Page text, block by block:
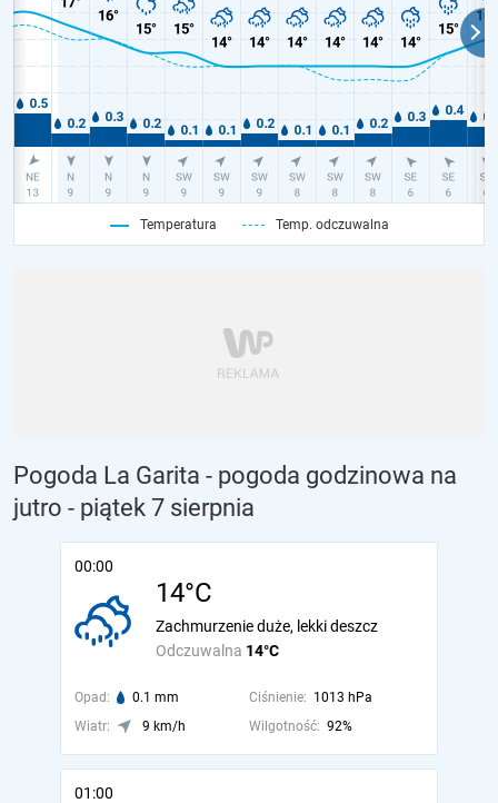
Temperatura Temp. odczuwalna
Pogoda La Garita - pogoda godzinowa na
jutro - piątek 7 sierpnia
00:00
14°C
Odczuwalna 14°C
Zachmurzenie duże, lekki deszcz
Opad: 0.1 mm Ciśnienie: 1013 hPa
Wiatr:
9 km/h Wilgotność: 92%
01:00